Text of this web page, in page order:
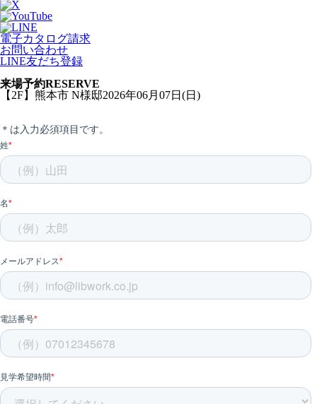
電子カタログ請求
お問い合わせ
LINE友だち登録
来場予約RESERVE
【2F】熊本市 N様邸2026年06月07日(日)